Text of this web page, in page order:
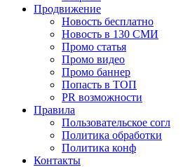
Продвижение
Новость бесплатно
Новость в 130 СМИ
Промо статья
Промо видео
Промо баннер
Попасть в ТОП
PR возможности
Правила
Пользовательское согл
Политика обработки
Политика конф
Контакты